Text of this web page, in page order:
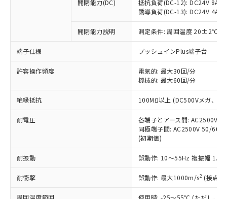
開閉能力(DC)
抵抗負荷(DC-12): DC24V 8A/
誘導負荷(DC-13): DC24V 4A/
開閉能力説明 測定条件: 周囲温度 20±2℃、
端子仕様 プッシュインPlus端子台
許容操作頻度
電気的: 最大30回/分
機械的: 最大60回/分
絶縁抵抗 100MΩ以上 (DC500Vメガ、点
耐電圧
各端子とアース間: AC2500V
同極端子間: AC2500V 50/
(初期値)
耐振動 誤動作: 10～55Hz 複振幅
耐衝撃 誤動作: 最大1000m/s2 (接点
周囲温度範囲
使用時: -25～55℃ (ただし、氷
ことをご了承ください。
在庫状況および標準価格照会結果は、
記載している更新日時点での社内デー
タに基づき作成されるものであり、閲
覧された時点での実際の在庫および標
準価格とは異なる場合があることをご
正式な納期状況および標準価格はお客
様のお取引先、またはお客様担当のオ
ムロン制御機器販売店・当社販売員に
オムロン制御機器販売店や当社販売拠
販売ネットワーク
」をご確認
在庫状況および標準価格結果を当社の
事前の承諾なく第三者に漏洩または開
示しないようお願いします。
マイパーツ機能（部品リスト作成サー
むを得ず変更することがあります。
*EU RoHS指令（10物質）：
鉛(Pb) 1000ppm以下、 水銀(Hg) 1000ppm以下、 カド
ミウム(Cd) 100ppm以下、
六価クロム(Cr(Ⅵ)) 1000ppm以下、ポリ臭化ビフェニル
類(PBB) 1000ppm以下、ポリ臭化ジフェニルエーテル類
(PBDE) 1000ppm以下、フタル酸ビス(2-エチルヘキシ
ル) (DEHP)(別名：DOP) 1000ppm以下、フタル酸ブチ
(DIBP) 1000ppm以下
但し、RoHS指令で産業用監視および制御機器に対する
フタル酸エステル類の４物質については閾値を超える意
図的な使用がないことを確認しています。
部品在庫の切り替え状況などにより、予定
月が前後することがあります。
「－」：未確認です。当社販売部門へお問
*中国RoHS10物質の基準値 (GB/T26572)：
Pb(鉛) :1000ppm、 Hg(水銀) : 1000ppm、 Cd(カドミウ
ニル類) : 1000ppm、 PBDEs(ポリ臭化ジフェニルエーテ
DBP(フタル酸ジブチル) : 1000ppm、 DIBP(フタル酸ジ
イソブチル) : 1000ppm、 BBP(フタル酸ブチルベンジ
ル) : 1000ppm、
DEHP(フタル酸ビス(2-エチルヘキシル)) : 1000ppm
「ｅ」：有害物質（10物質）のすべてが基
準値以下であることを示します。
「10」：通常の使用状況下において有害物
質が外部に漏えいし、環境に深刻な影響を
当社は、これら貴社製品のうち、外国
為替および外国貿易法に定める商品
（以下｢規制貨物等」という）を輸出
または国外への提供する場合は、日本
国政府の輸出許可(または役務取引許
可)を取得するなどの必要な手続きを
当社は規制貨物を破棄する場合は、完
全に破砕するなど、違法に輸出されな
いよう必要な手段を講じます。
当社は貴社製品を、核兵器、ミサイ
ル、化学兵器、生物兵器またはその他
武器並びにこれらの製造装置等に一切
当社は、貴社製品を第三者に販売する
場合は、上記1、2および3の内容を当
該第三者に通知します。また当社は、
販売先および販売に係わる関係者が違
法に輸出するおそれがある場合は、取
○ 一定数以上の在庫あり
一定数には満たないが在庫あり
在庫なし(最新の在庫状況につ
いては、お客様のお取引先、ま
たはお客様担当のオムロン制御
機器販売店・当社販売員にご確
受注生産機種、また在庫状況の